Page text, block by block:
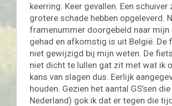
keerring. Keer gevallen. Een schuiver
grotere schade hebben opgeleverd.
framenummer doorgebeld naar
gehad en afkomstig is uit België.
niet gewijzigd bij mijn weten. De
niet dicht te lullen gat zit met wat ik
kans van slagen dus. Eerlijk
houden. Gezien het aantal GS’sen
Nederland) gok ik dat er tegen die